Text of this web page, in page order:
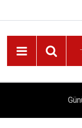
1504 Kep,